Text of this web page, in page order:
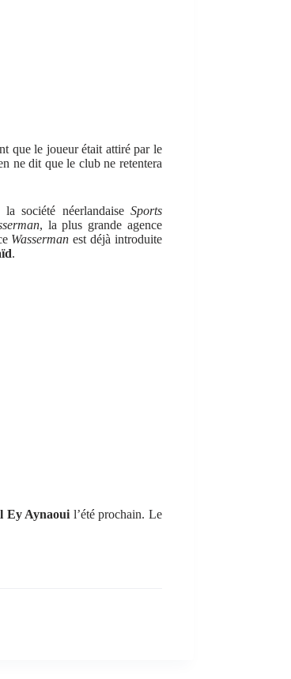
que le joueur était attiré par le
ne dit que le club ne retentera
société néerlandaiseSports
, la plus grande agence
Wasserman est déjà introduite
.
Ey Aynaoui l’été prochain. Le